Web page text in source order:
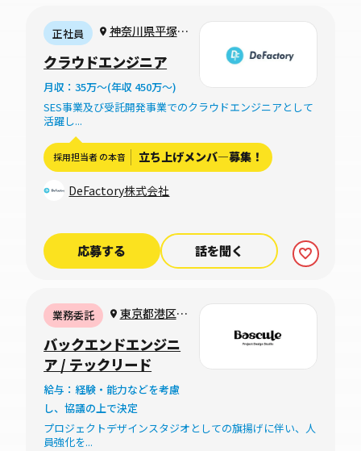
正社員
神奈川県平塚市
全リモート可）
クラウドエンジニア
月収：35万〜(年収 450万〜)
SES事業及び受託開発事業でのクラウドエンジニアとして
活躍し...
採用担当者 の本音 立ち上げメンバ―募集！
DeFactory株式会社
応募する 話を聞く
業務委託
東京都港区麻
布偕成ビル6F
バックエンドエンジニ
ア / テックリード
給与：経験・能力などを考慮
し、協議の上で決定
プロジェクトデザインスタジオとしての旗揚げに伴い、人
員強化を...